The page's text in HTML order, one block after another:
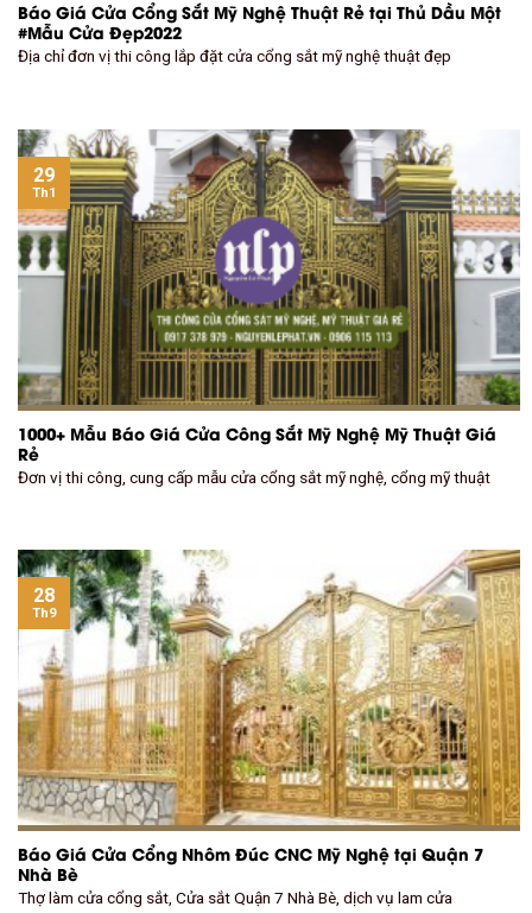
Báo Giá Cửa Cổng Sắt Mỹ Nghệ Thuật Rẻ tại Thủ Dầu Một
#Mẫu Cửa Đẹp2022
Địa chỉ đơn vị thi công lắp đặt cửa cổng sắt mỹ nghệ thuật đẹp
1000+ Mẫu Báo Giá Cửa Công Sắt Mỹ Nghệ Mỹ Thuật Giá
Rẻ
Đơn vị thi công, cung cấp mẫu cửa cổng sắt mỹ nghệ, cổng mỹ thuật
29
Th1
Báo Giá Cửa Cổng Nhôm Đúc CNC Mỹ Nghệ tại Quận 7
Nhà Bè
Thợ làm cửa cổng sắt, Cửa sắt Quận 7 Nhà Bè, dịch vụ lam cửa
28
Th9